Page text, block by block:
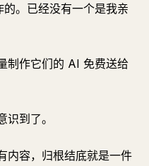
。已经没有一个是我亲
制作它们的 AI 免费送给
到了。
内容，归根结底就是一件